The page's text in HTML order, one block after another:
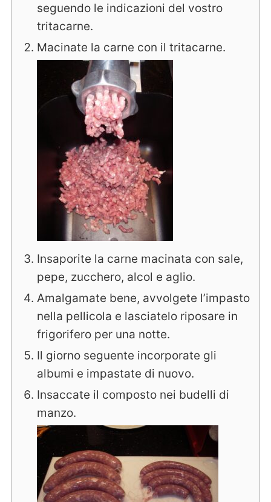
seguendo le indicazioni del vostro
tritacarne.
Macinate la carne con il tritacarne.
Insaporite la carne macinata con sale,
pepe, zucchero, alcol e aglio.
Amalgamate bene, avvolgete l’impasto
nella pellicola e lasciatelo riposare in
frigorifero per una notte.
Il giorno seguente incorporate gli
albumi e impastate di nuovo.
Insaccate il composto nei budelli di
manzo.